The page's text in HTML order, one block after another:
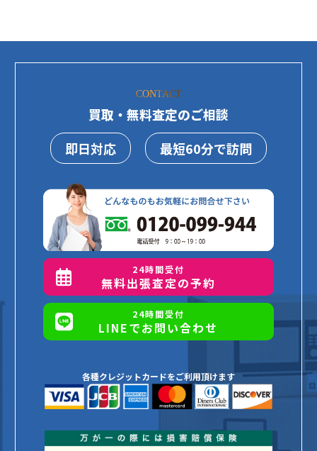
CONTACT
買取・無料査定のご相談
即日対応
最短60分で訪問
24時間受付
無料出張査定の予約
24時間受付
LINEでお問い合わせ
各種クレジットカードをご利用頂けます